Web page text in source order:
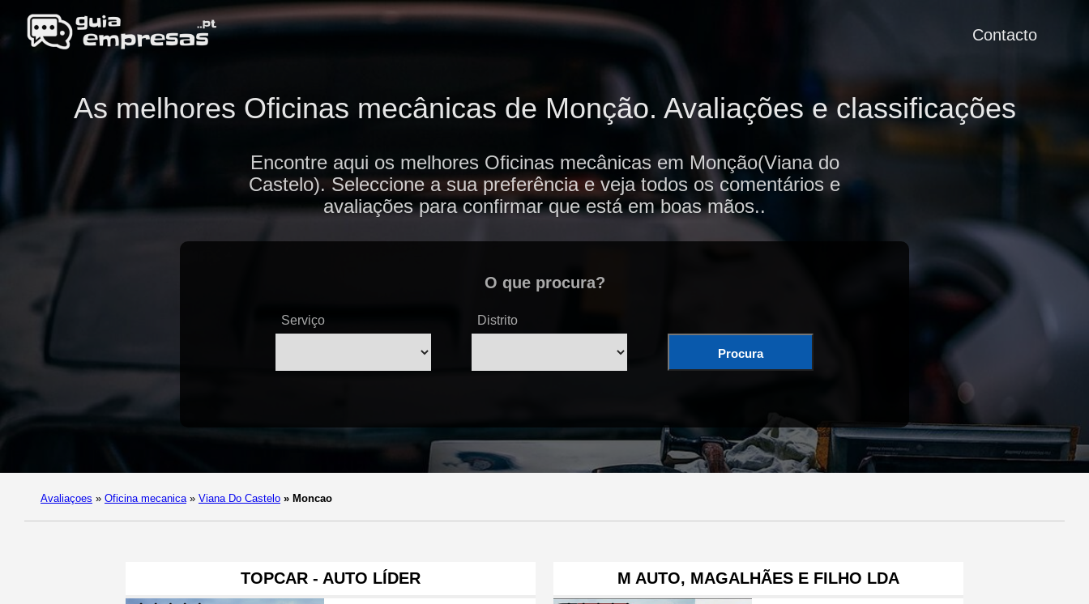
Contacto
As melhores Oficinas mecânicas de Monção. Avaliações e classificações
Encontre aqui os melhores Oficinas mecânicas em Monção(Viana do
Castelo). Seleccione a sua preferência e veja todos os comentários e
avaliações para confirmar que está em boas mãos..
O que procura?
Serviço Distrito
Procura
Avaliaçoes » Oficina mecanica » Viana Do Castelo » Moncao
TOPCAR - AUTO LÍDER M AUTO, MAGALHÃES E FILHO LDA